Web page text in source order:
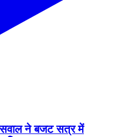
ने बजट सत्र में